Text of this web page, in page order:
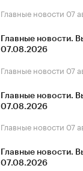
Главные новости 07
Главные новости.
07.08.2026
Главные новости 07
Главные новости.
07.08.2026
Главные новости 07
Главные новости.
07.08.2026